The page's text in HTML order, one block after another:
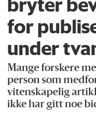
bryter
for
under
Mange forskere
person som
vitenskapelig
ikke har gitt noe